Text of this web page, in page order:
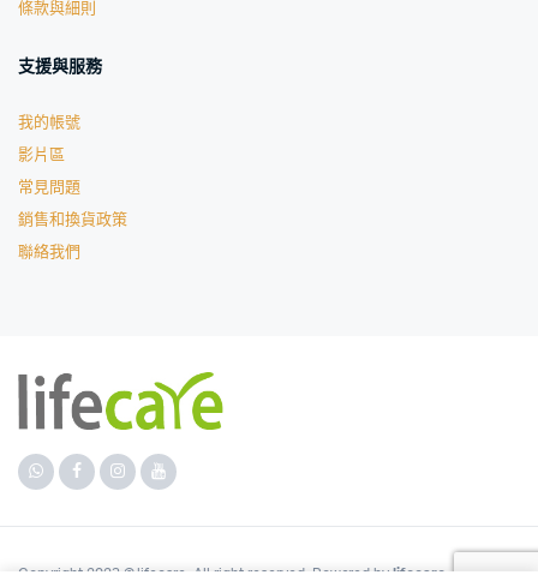
條款與細則
支援與服務
我的帳號
影片區
常見問題
銷售和換貨政策
聯絡我們
Copyright 2023 © lifecare. All right reserved. Powered bylifecare .